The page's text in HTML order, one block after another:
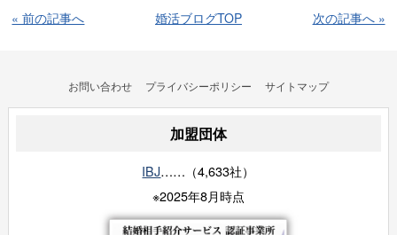
« 前の記事へ 婚活ブログTOP 次の記事へ »
お問い合わせ プライバシーポリシー サイトマップ
加盟団体
IBJ……（4,633社）
※2025年8月時点